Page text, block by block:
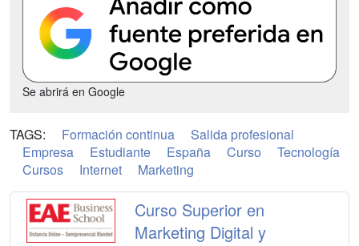
Se abrirá en Google
TAGS: Formación continua
Salida profesional
Empresa
Estudiante España Curso
Tecnología
Cursos
Internet Marketing
Curso Superior en
Marketing Digital y